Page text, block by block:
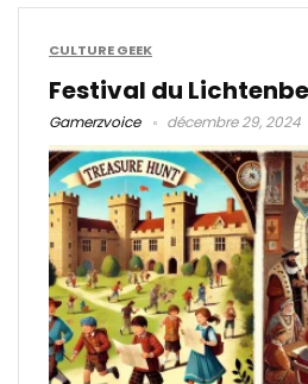
CULTURE GEEK
Festival du
Gamerzvoice décembre 29, 2024